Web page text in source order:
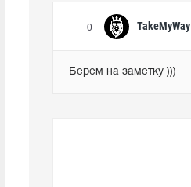
0 TakeMyWay
Берем на заметку )))